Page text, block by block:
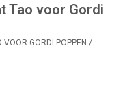
Tao voor Gordi
VOOR GORDI POPPEN /